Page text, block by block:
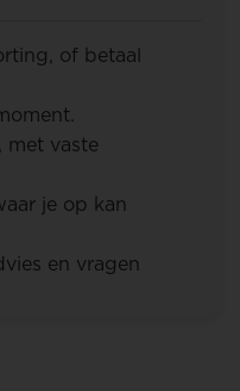
of betaal
met vaste
je op kan
en vragen